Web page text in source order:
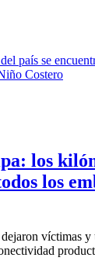
los
los
víctimas y